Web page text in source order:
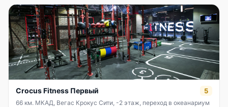
Crocus Fitness Первый 5
66 км. МКАД, Вегас Крокус Сити, -2 этаж, переход в океанариум